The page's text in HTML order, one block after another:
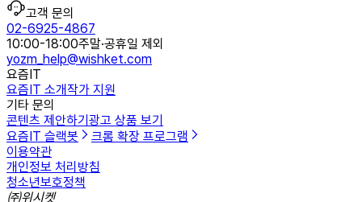
고객 문의
02-6925-4867
10:00-18:00주말·공휴일 제외
yozm_help@wishket.com
요즘IT
요즘IT 소개작가 지원
기타 문의
콘텐츠 제안하기 광고 상품 보기
요즘IT 슬랙봇
크롬 확장 프로그램
이용약관
개인정보 처리방침
청소년보호정책
㈜위시켓